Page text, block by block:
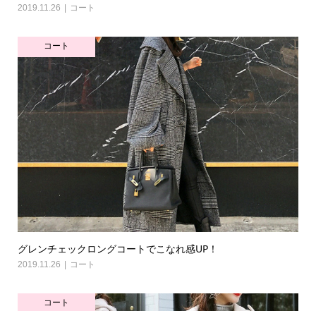
2019.11.26 コート
コート
グレンチェックロングコートでこなれ感UP！
2019.11.26 コート
コート